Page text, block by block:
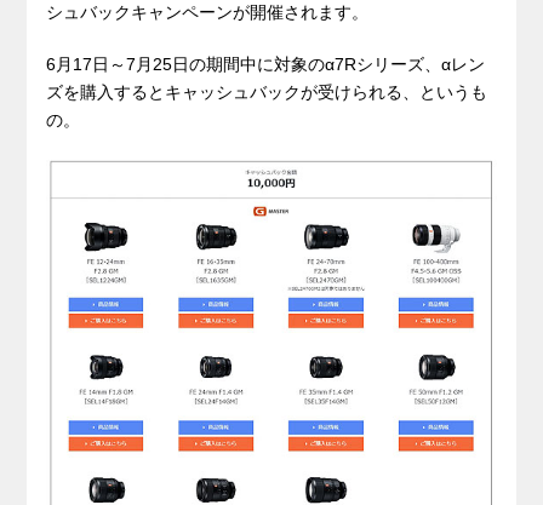
シュバックキャンペーンが開催されます。
6月17日～7月25日の期間中に対象のα7Rシリーズ、αレン
ズを購入するとキャッシュバックが受けられる、というも
の。